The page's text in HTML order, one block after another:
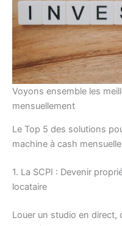
Voyons ensemble les
mensuellement
Le Top 5 des solutions
machine à cash mensuelle
1. La SCPI : Devenir
locataire
Louer un studio en direct,